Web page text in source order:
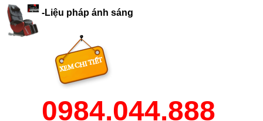
-Liệu pháp ánh sáng
0984.044.888